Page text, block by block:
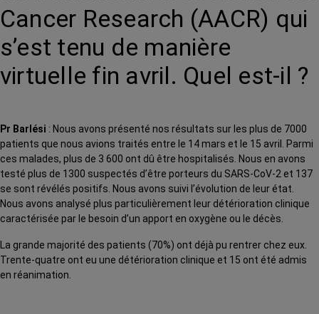
Cancer Research (AACR) qui
s’est tenu de manière
virtuelle fin avril. Quel est-il ?
Pr Barlési : Nous avons présenté nos résultats sur les plus de 7000
patients que nous avions traités entre le 14 mars et le 15 avril. Parmi
ces malades, plus de 3 600 ont dû être hospitalisés. Nous en avons
testé plus de 1300 suspectés d’être porteurs du SARS-CoV-2 et 137
se sont révélés positifs. Nous avons suivi l’évolution de leur état.
Nous avons analysé plus particulièrement leur détérioration clinique
caractérisée par le besoin d’un apport en oxygène ou le décès.
La grande majorité des patients (70%) ont déjà pu rentrer chez eux.
Trente-quatre ont eu une détérioration clinique et 15 ont été admis
en réanimation.